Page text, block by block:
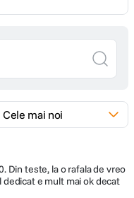
Din teste, la o rafala de vreo
e mult mai ok decat